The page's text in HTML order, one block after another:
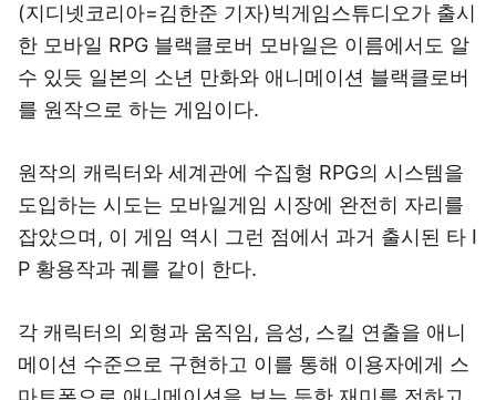
(지디넷코리아=김한준 기자)빅게임스튜디오가 출시
한 모바일 RPG 블랙클로버 모바일은 이름에서도 알
수 있듯 일본의 소년 만화와 애니메이션 블랙클로버
를 원작으로 하는 게임이다.
원작의 캐릭터와 세계관에 수집형 RPG의 시스템을
도입하는 시도는 모바일게임 시장에 완전히 자리를
잡았으며, 이 게임 역시 그런 점에서 과거 출시된 타 I
P 황용작과 궤를 같이 한다.
각 캐릭터의 외형과 움직임, 음성, 스킬 연출을 애니
메이션 수준으로 구현하고 이를 통해 이용자에게 스